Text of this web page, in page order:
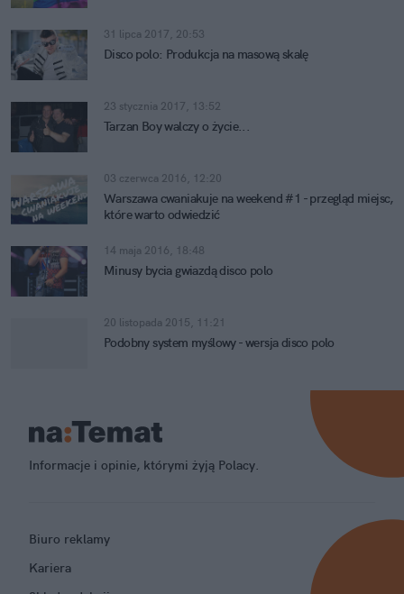
31 lipca 2017, 20:53
Disco polo: Produkcja na masową skalę
23 stycznia 2017, 13:52
Tarzan Boy walczy o życie...
03 czerwca 2016, 12:20
Warszawa cwaniakuje na weekend #1 - przegląd miejsc,
które warto odwiedzić
14 maja 2016, 18:48
Minusy bycia gwiazdą disco polo
20 listopada 2015, 11:21
Podobny system myślowy - wersja disco polo
Informacje i opinie, którymi żyją Polacy.
Biuro reklamy
Kariera